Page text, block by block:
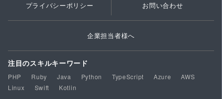
プライバシーポリシー お問い合わせ
企業担当者様へ
注目のスキルキーワード
PHP Ruby Java Python TypeScript Azure
AWS
Linux
Swift Kotlin